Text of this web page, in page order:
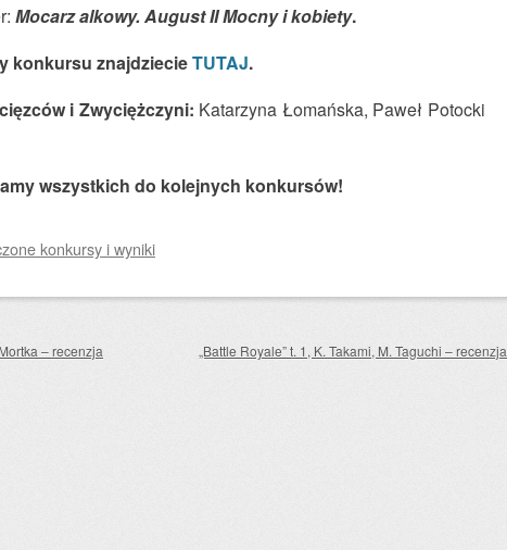
Mocarz alkowy. August II Mocny i kobiety.
konkursu znajdziecieTUTAJ.
i Zwyciężczyni: Katarzyna Łomańska, Paweł Potocki
wszystkich do kolejnych konkursów!
konkursy i wyniki
– recenzja „Battle Royale” t. 1, K. Takami, M. Taguchi – recenzja